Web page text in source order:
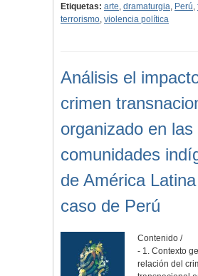
Etiquetas: arte, dramaturgia, Perú,
terrorismo, violencia política
Análisis el
crimen
organizado en las
comunidades
de América
caso de Perú
Contenido /
- 1. Contexto
relación del